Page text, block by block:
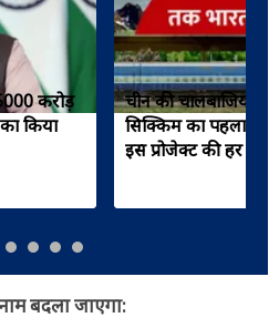
करोड़
किया
चीन की चालबाजियों
सिक्किम का पहला
इस प्रोजेक्ट की हर
बदला जाएगा: